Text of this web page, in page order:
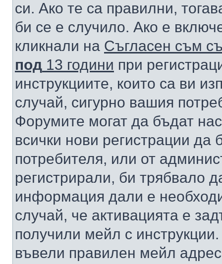
си. Ако те са правилни,
би се е случило. Ако е
кликнали на Съгласен съм
под 13 години при
инструкциите, които са ви
случай, сигурно вашия
Форумите могат да бъдат
всички нови регистрации да
потребителя, или от
регистрирали, би трябвало
информация дали е
случай, че активацията е
получили мейл с
въвели правилен мейл